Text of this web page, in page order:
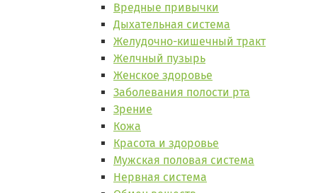
Вредные привычки
Дыхательная система
Желудочно-кишечный тракт
Желчный пузырь
Женское здоровье
Заболевания полости рта
Зрение
Кожа
Красота и здоровье
Мужская половая система
Нервная система